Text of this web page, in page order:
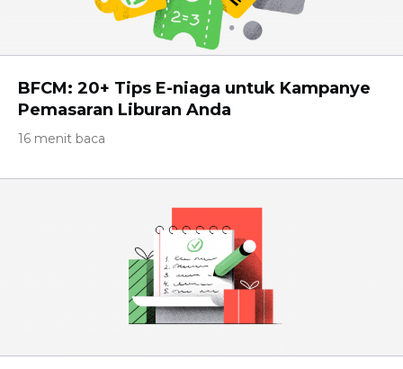
BFCM: 20+ Tips E-niaga untuk Kampanye
Pemasaran Liburan Anda
16 menit baca